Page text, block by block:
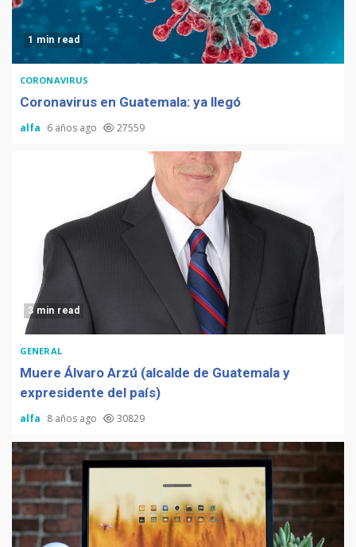
1 min read
CORONAVIRUS
Coronavirus en Guatemala: ya llegó
alfa 6 años ago 27559
3 min read
GENERAL
Muere Álvaro Arzú (alcalde de Guatemala y
expresidente del país)
alfa 8 años ago 30829